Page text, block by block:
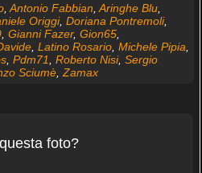
, Antonio Fabbian Aringhe Blu,
Origgi, Doriana Pontremoli,
, Gianni Fazer, Gion65,
, Latino Rosario, Michele Pipia
, Pdm71 Roberto Nisi, Sergio
Sciumè, Zamax
foto?